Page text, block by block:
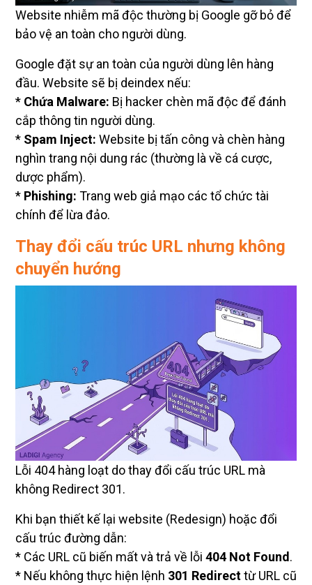
Website nhiễm mã độc thường bị Google gỡ bỏ để
bảo vệ an toàn cho người dùng.
Google đặt sự an toàn của người dùng lên hàng
đầu. Website sẽ bị deindex nếu:
* Chứa Malware: Bị hacker chèn mã độc để đánh
cắp thông tin người dùng.
* Spam Inject: Website bị tấn công và chèn hàng
nghìn trang nội dung rác (thường là về cá cược,
dược phẩm).
* Phishing: Trang web giả mạo các tổ chức tài
chính để lừa đảo.
Thay đổi cấu trúc URL nhưng không
chuyển hướng
Lỗi 404 hàng loạt do thay đổi cấu trúc URL mà
không Redirect 301.
Khi bạn thiết kế lại website (Redesign) hoặc đổi
cấu trúc đường dẫn:
* Các URL cũ biến mất và trả về lỗi 404 Not Found.
* Nếu không thực hiện lệnh 301 Redirecttừ URL cũ